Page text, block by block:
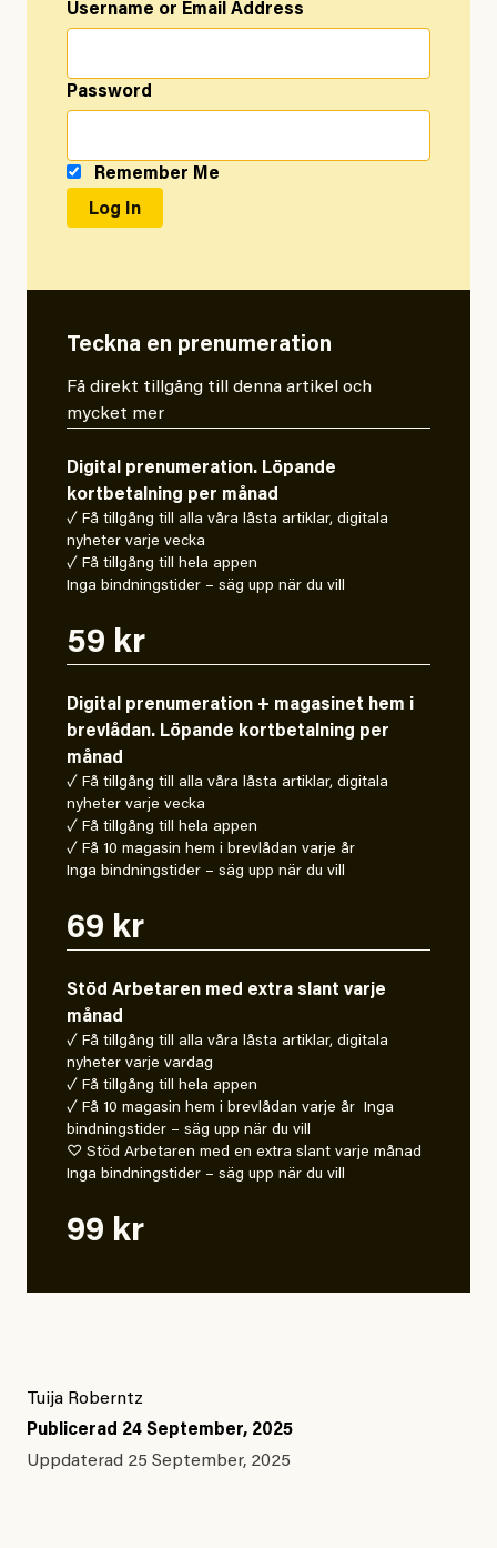
Username or Email Address
Password
Remember Me
Teckna en prenumeration
Få direkt tillgång till denna artikel och
mycket mer
Digital prenumeration. Löpande
kortbetalning per månad
✓ Få tillgång till alla våra låsta artiklar, digitala
nyheter varje vecka
✓ Få tillgång till hela appen
Inga bindningstider – säg upp när du vill
59 kr
Digital prenumeration + magasinet hem i
brevlådan. Löpande kortbetalning per
månad
✓ Få tillgång till alla våra låsta artiklar, digitala
nyheter varje vecka
✓ Få tillgång till hela appen
✓ Få 10 magasin hem i brevlådan varje år
Inga bindningstider – säg upp när du vill
69 kr
Stöd Arbetaren med extra slant varje
månad
✓ Få tillgång till alla våra låsta artiklar, digitala
nyheter varje vardag
✓ Få tillgång till hela appen
✓ Få 10 magasin hem i brevlådan varje år Inga
bindningstider – säg upp när du vill
♡ Stöd Arbetaren med en extra slant varje månad
Inga bindningstider – säg upp när du vill
99 kr
Tuija Roberntz
Publicerad 24 September, 2025
Uppdaterad 25 September, 2025